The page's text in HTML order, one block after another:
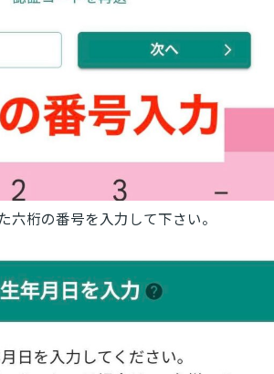
六桁の番号を入力して下さい。